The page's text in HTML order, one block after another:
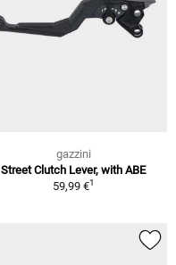
gazzini
Street Clutch Lever, with ABE
59,99 €1